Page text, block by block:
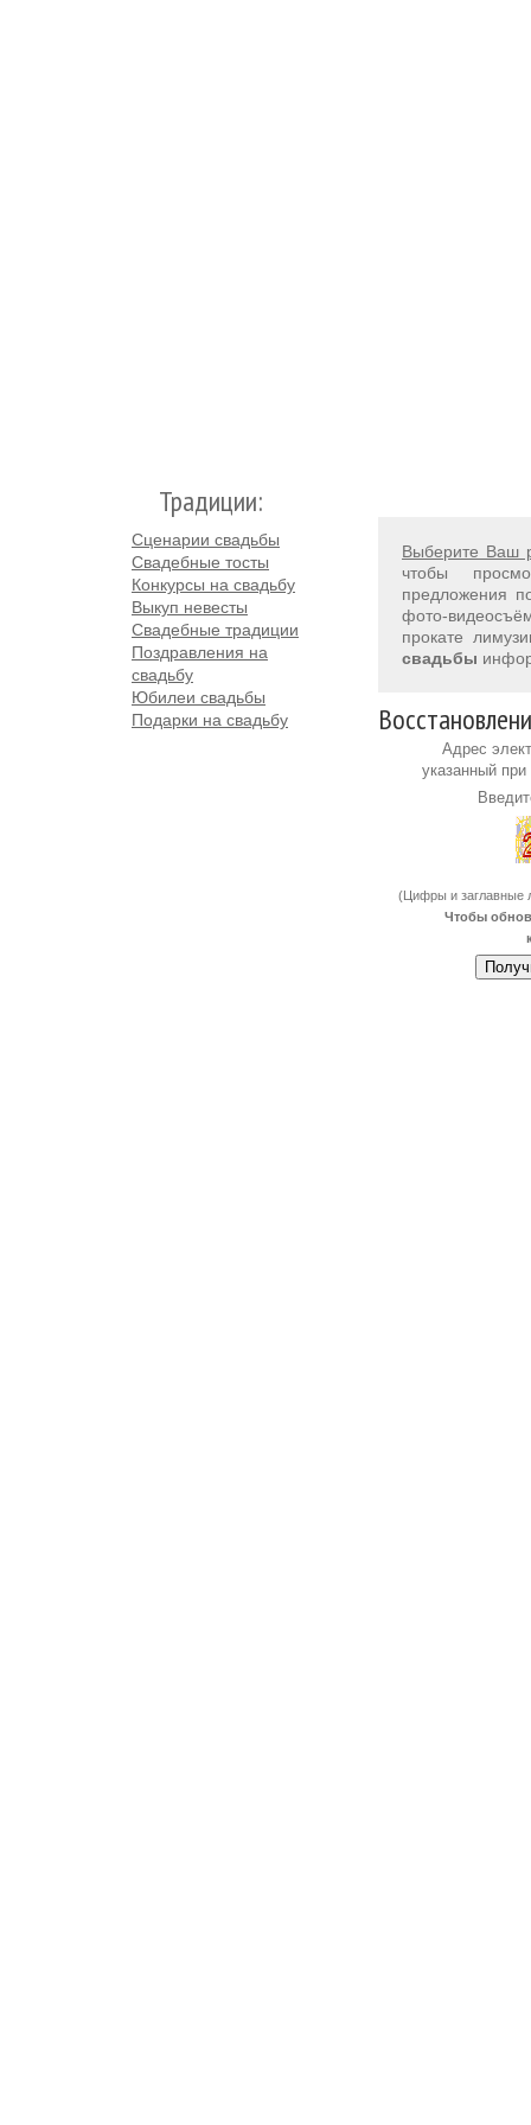
Традиции:
Сценарии свадьбы
Свадебные тосты
Конкурсы на свадьбу
Выкуп невесты
Свадебные традиции
Поздравления на
свадьбу
Юбилеи свадьбы
Подарки на свадьбу
Выберите Ваш
чтобы
предложения
фото-
прокате
свадьбы
Адрес
указанный
(Цифры и заглавные
Чтобы